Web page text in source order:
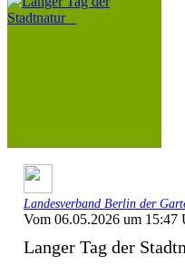
Landesverband Berlin der
Vom 06.05.2026 um 15:47
Langer Tag der